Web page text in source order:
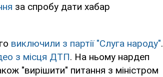
за спробу дати хабар
виключили з партії "Слуга народу".
з місця ДТП. На ньому нардеп
"вирішити" питання з міністром